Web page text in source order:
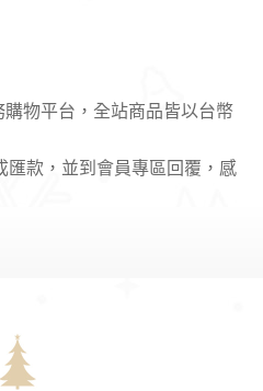
物平台，全站商品皆以台幣
款，並到會員專區回覆，感